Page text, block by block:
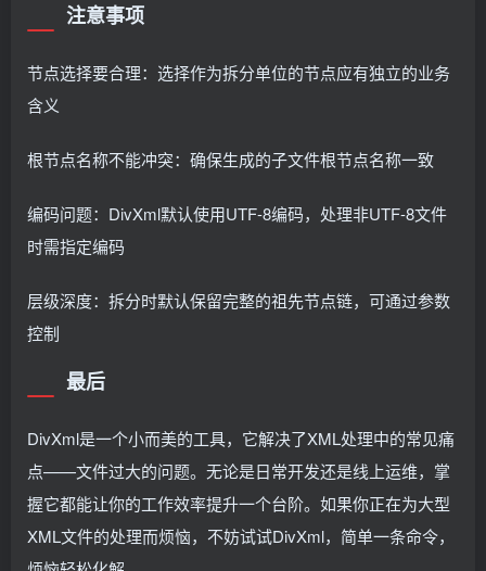
注意事项
节点选择要合理：选择作为拆分单位的节点应有独立的业务
含义
根节点名称不能冲突：确保生成的子文件根节点名称一致
编码问题：DivXml默认使用UTF-8编码，处理非UTF-8文件
时需指定编码
层级深度：拆分时默认保留完整的祖先节点链，可通过参数
控制
最后
DivXml是一个小而美的工具，它解决了XML处理中的常见痛
点——文件过大的问题。无论是日常开发还是线上运维，掌
握它都能让你的工作效率提升一个台阶。如果你正在为大型
XML文件的处理而烦恼，不妨试试DivXml，简单一条命令，